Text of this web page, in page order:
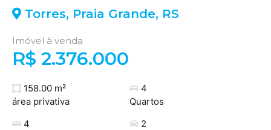
Torres, Praia Grande, RS
Imóvel à venda
R$ 2.376.000
158.00 m²
área privativa
4
Quartos
4
2